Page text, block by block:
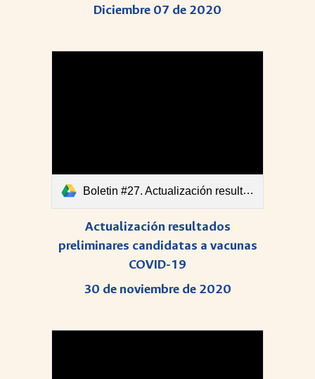
Diciembre 07 de 2020
Boletin #27. Actualización resultados preliminares candidatas a vacunas COVID-19.pdf
Actualización resultados
preliminares candidatas a vacunas
COVID-19
30 de noviembre de 2020